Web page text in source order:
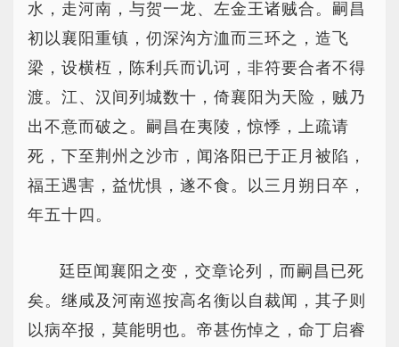
水，走河南，与贺一龙、左金王诸贼合。嗣昌
初以襄阳重镇，仞深沟方洫而三环之，造飞
梁，设横枑，陈利兵而讥诃，非符要合者不得
渡。江、汉间列城数十，倚襄阳为天险，贼乃
出不意而破之。嗣昌在夷陵，惊悸，上疏请
死，下至荆州之沙市，闻洛阳已于正月被陷，
福王遇害，益忧惧，遂不食。以三月朔日卒，
年五十四。
廷臣闻襄阳之变，交章论列，而嗣昌已死
矣。继咸及河南巡按高名衡以自裁闻，其子则
以病卒报，莫能明也。帝甚伤悼之，命丁启睿